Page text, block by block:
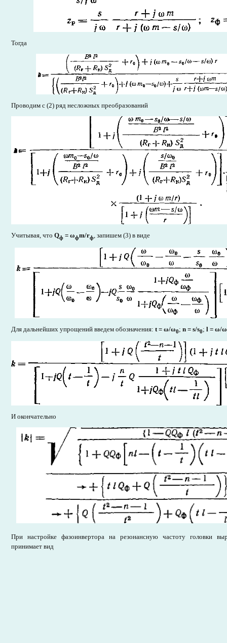
Тогда
Проводим с (2) ряд несложных преобразований
Учитывая, что Qф = ωфm/rф, запишем (3) в виде
Для дальнейших упрощений введем обозначения: t = ω/ω0; n = s/s0; l = ω/ω
И окончательно
При настройке фазоинвертора на резонансную частоту головки
принимает вид